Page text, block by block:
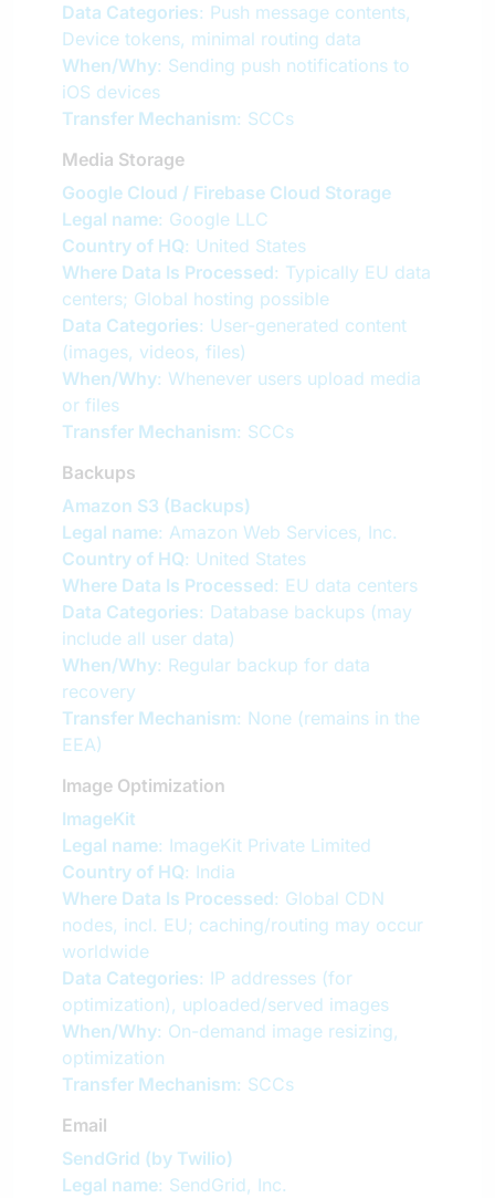
Data Categories: Push message contents,
Device tokens, minimal routing data
When/Why: Sending push notifications to
iOS devices
Transfer Mechanism: SCCs
Media Storage
Google Cloud / Firebase Cloud Storage
Legal name: Google LLC
Country of HQ: United States
Where Data Is Processed: Typically EU data
centers; Global hosting possible
Data Categories: User-generated content
(images, videos, files)
When/Why: Whenever users upload media
or files
Transfer Mechanism: SCCs
Backups
Amazon S3 (Backups)
Legal name: Amazon Web Services, Inc.
Country of HQ: United States
Where Data Is Processed: EU data centers
Data Categories: Database backups (may
include all user data)
When/Why: Regular backup for data
recovery
Transfer Mechanism: None (remains in the
EEA)
Image Optimization
ImageKit
Legal name: ImageKit Private Limited
Country of HQ: India
Where Data Is Processed: Global CDN
nodes, incl. EU; caching/routing may occur
worldwide
Data Categories: IP addresses (for
optimization), uploaded/served images
When/Why: On-demand image resizing,
optimization
Transfer Mechanism: SCCs
Email
SendGrid (by Twilio)
Legal name: SendGrid, Inc.